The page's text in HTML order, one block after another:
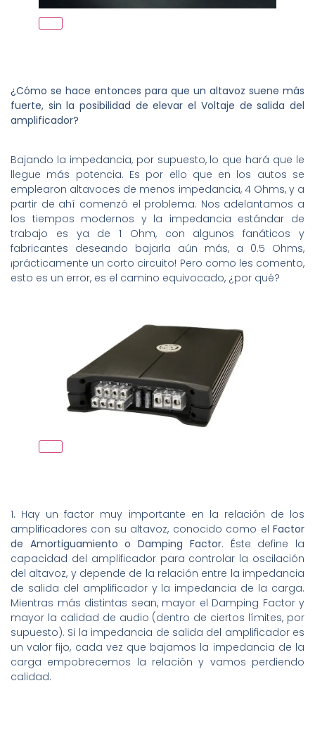
¿Cómo se hace entonces para que un altavoz suene más
fuerte, sin la posibilidad de elevar el Voltaje de salida del
amplificador?
Bajando la impedancia, por supuesto, lo que hará que le
llegue más potencia. Es por ello que en los autos se
emplearon altavoces de menos impedancia, 4 Ohms, y a
partir de ahí comenzó el problema. Nos adelantamos a
los tiempos modernos y la impedancia estándar de
trabajo es ya de 1 Ohm, con algunos fanáticos y
fabricantes deseando bajarla aún más, a 0.5 Ohms,
¡prácticamente un corto circuito! Pero como les comento,
esto es un error, es el camino equivocado, ¿por qué?
1. Hay un factor muy importante en la relación de los
amplificadores con su altavoz, conocido como el Factor
de Amortiguamiento o Damping Factor. Éste define la
capacidad del amplificador para controlar la oscilación
del altavoz, y depende de la relación entre la impedancia
de salida del amplificador y la impedancia de la carga.
Mientras más distintas sean, mayor el Damping Factor y
mayor la calidad de audio (dentro de ciertos límites, por
supuesto). Si la impedancia de salida del amplificador es
un valor fijo, cada vez que bajamos la impedancia de la
carga empobrecemos la relación y vamos perdiendo
calidad.